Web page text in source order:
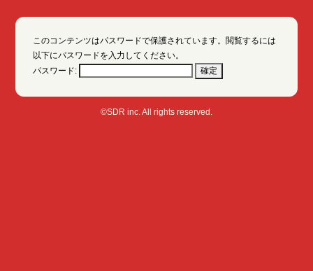
このコンテンツはパスワードで保護されています。閲覧するには
以下にパスワードを入力してください。
パスワード:
©SDR inc. All rights reserved.